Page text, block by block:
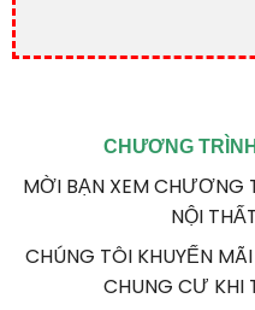
CHƯƠNG
MỜI BẠN XEM CHƯƠNG
NỘI
CHÚNG TÔI KHUYẾN
CHUNG CƯ KHI